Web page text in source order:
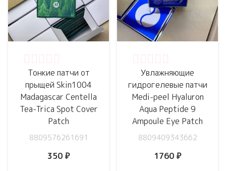
Тонкие патчи от
прыщей Skin1004
Madagascar Centella
Tea-Trica Spot Cover
Patch
8809576261691
350 ₽
Увлажняющие
гидрогелевые патчи
Medi-peel Hyaluron
Aqua Peptide 9
Ampoule Eye Patch
8809409343662
1760 ₽